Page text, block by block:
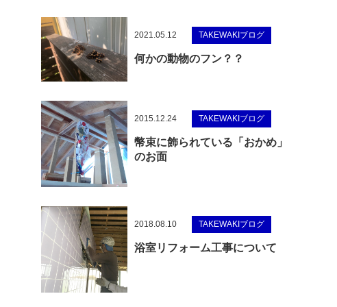
2021.05.12 TAKEWAKIブログ
何かの動物のフン？？
2015.12.24 TAKEWAKIブログ
幣束に飾られている「おかめ」
のお面
2018.08.10 TAKEWAKIブログ
浴室リフォーム工事について